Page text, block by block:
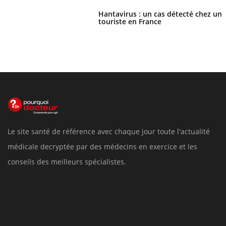
Hantavirus : un cas détecté chez un
touriste en France
Le site santé de référence avec chaque jour toute l'actualité
médicale decryptée par des médecins en exercice et les
conseils des meilleurs spécialistes.